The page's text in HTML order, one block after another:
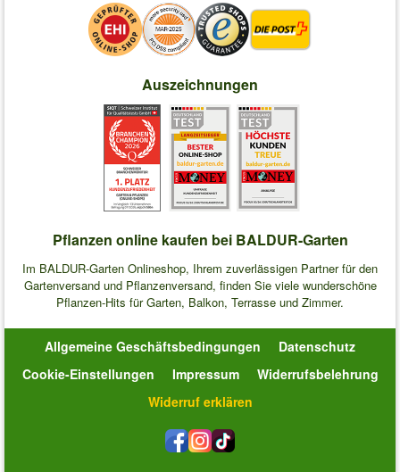
Auszeichnungen
Pflanzen online kaufen bei BALDUR-Garten
Im BALDUR-Garten Onlineshop, Ihrem zuverlässigen Partner für den
Gartenversand und Pflanzenversand, finden Sie viele wunderschöne
Pflanzen-Hits für Garten, Balkon, Terrasse und Zimmer.
Allgemeine Geschäftsbedingungen
Datenschutz
Cookie-Einstellungen
Impressum
Widerrufsbelehrung
Widerruf erklären